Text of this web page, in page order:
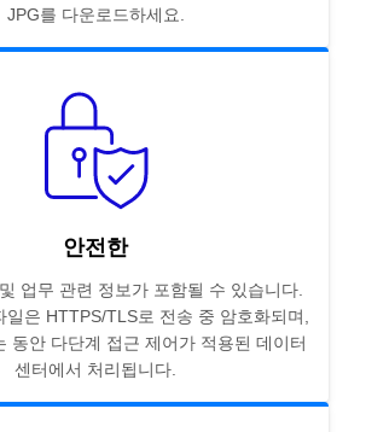
JPG를 다운로드하세요.
안전한
업무 관련 정보가 포함될 수 있습니다.
일은 HTTPS/TLS로 전송 중 암호화되며,
동안 다단계 접근 제어가 적용된 데이터
센터에서 처리됩니다.